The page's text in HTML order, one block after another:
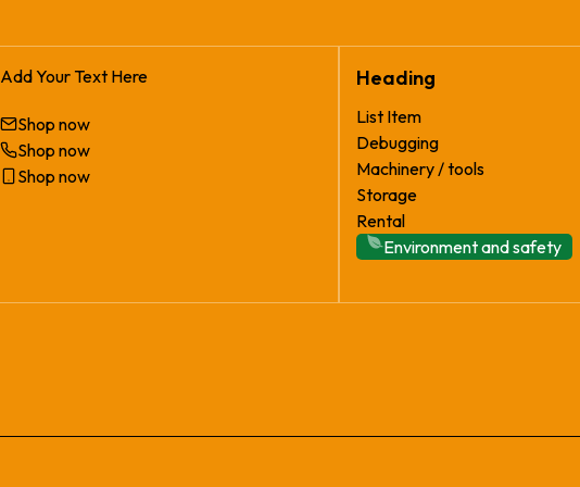
Add Your Text Here
Shop now
Shop now
Shop now
Heading
List Item
Debugging
Machinery / tools
Storage
Rental
Environment and safety